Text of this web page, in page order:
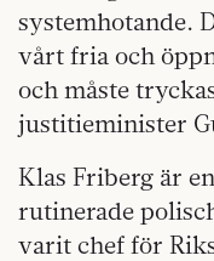
systemhotande.
vårt fria och
och måste
justitieminister
Klas Friberg är
rutinerade
varit chef för